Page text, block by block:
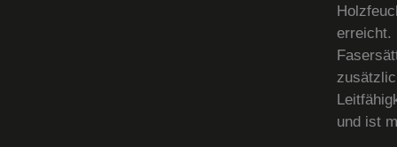
und ist